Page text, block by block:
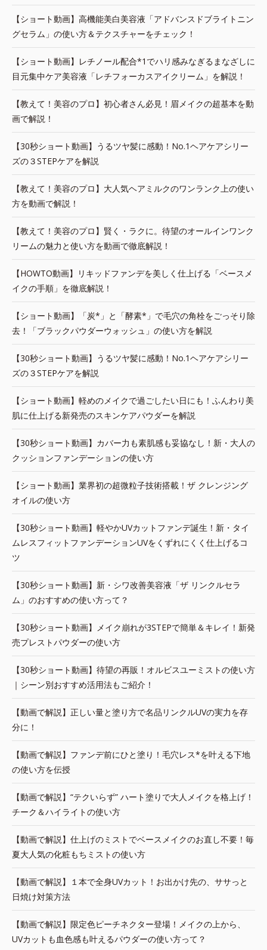
【ショート動画】高機能美白美容液「アドバンスドブライトニン
グセラム」の使い方＆テクスチャーをチェック！
【ショート動画】レチノール配合*1でハリ感みなぎるまなざしに
目元集中ケア美容液「レチフォーカスアイクリーム」を解説！
【教えて！美容のプロ】初心者さん必見！眉メイクの超基本を動
画で解説！
【30秒ショート動画】うるツヤ髪に感動！No.1ヘアケアシリー
ズの３STEPケアを解説
【教えて！美容のプロ】大人気ヘアミルクのワンランク上の使い
方を動画で解説！
【教えて！美容のプロ】賢く・ラクに。待望のオールインワンク
リームの魅力と使い方を動画で徹底解説！
【HOWTO動画】リキッドファンデを美しく仕上げる「ベースメ
イクの手順」を徹底解説！
【ショート動画】「炭*」と「酵素*」で毛穴の角栓をごっそり除
去！「ブラックパウダーウォッシュ」の使い方を解説
【30秒ショート動画】うるツヤ髪に感動！No.1ヘアケアシリー
ズの３STEPケアを解説
【ショート動画】軽めのメイクで過ごしたい日にも！ふんわり美
肌に仕上げる新発売のスキンケアパウダーを解説
【30秒ショート動画】カバー力も素肌感も妥協なし！新・大人の
クッションファンデーションの使い方
【ショート動画】業界初の超微粒子技術搭載！ザ クレンジング
オイルの使い方
【30秒ショート動画】軽やかUVカットファンデ誕生！新・タイ
ムレスフィットファンデーションUVをくずれにくく仕上げるコ
ツ
【30秒ショート動画】新・シワ改善美容液「ザ リンクルセラ
ム」のおすすめの使い方って？
【30秒ショート動画】メイク崩れが3STEPで簡単＆キレイ！新発
売プレストパウダーの使い方
【30秒ショート動画】待望の再販！オルビスユーミストの使い方
｜シーン別おすすめ活用法もご紹介！
【動画で解説】正しい量と塗り方で名品リンクルUVの実力を存
分に！
【動画で解説】ファンデ前にひと塗り！毛穴レス*を叶える下地
の使い方を伝授
【動画で解説】“テクいらず” ハート塗りで大人メイクを格上げ！
チーク＆ハイライトの使い方
【動画で解説】仕上げのミストでベースメイクのお直し不要！毎
夏大人気の化粧もちミストの使い方
【動画で解説】１本で全身UVカット！お出かけ先の、ササっと
日焼け対策方法
【動画で解説】限定色ピーチネクター登場！メイクの上から、
UVカットも血色感も叶えるパウダーの使い方って？